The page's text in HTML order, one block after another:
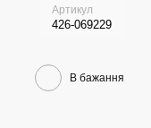
Артикул
426-069229
В бажання